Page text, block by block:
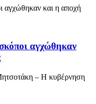
αγχώθηκαν